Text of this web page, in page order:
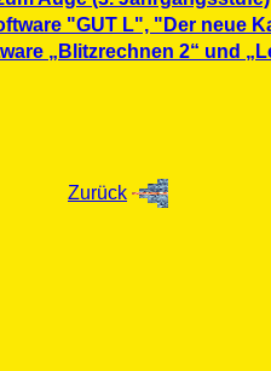
"GUT L", "Der neue
„Blitzrechnen 2“ und
Zurück